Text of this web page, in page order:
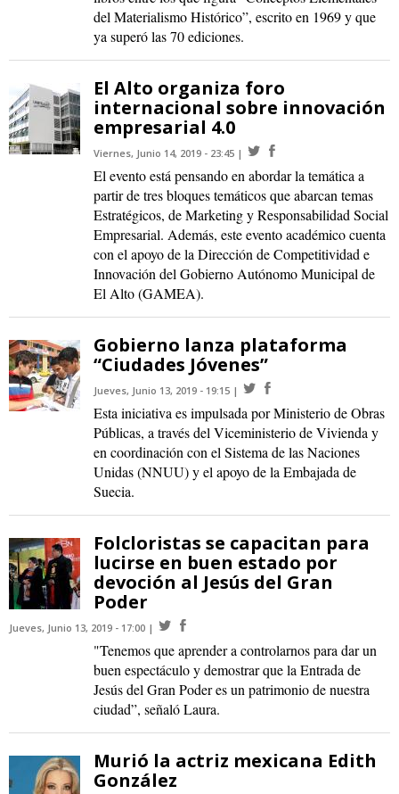
del Materialismo Histórico”, escrito en 1969 y que
ya superó las 70 ediciones.
El Alto organiza foro
internacional sobre innovación
empresarial 4.0
Viernes, Junio 14, 2019 - 23:45
El evento está pensando en abordar la temática a
partir de tres bloques temáticos que abarcan temas
Estratégicos, de Marketing y Responsabilidad Social
Empresarial. Además, este evento académico cuenta
con el apoyo de la Dirección de Competitividad e
Innovación del Gobierno Autónomo Municipal de
El Alto (GAMEA).
Gobierno lanza plataforma
“Ciudades Jóvenes”
Jueves, Junio 13, 2019 - 19:15
Esta iniciativa es impulsada por Ministerio de Obras
Públicas, a través del Viceministerio de Vivienda y
en coordinación con el Sistema de las Naciones
Unidas (NNUU) y el apoyo de la Embajada de
Suecia.
Folcloristas se capacitan para
lucirse en buen estado por
devoción al Jesús del Gran
Poder
Jueves, Junio 13, 2019 - 17:00
"Tenemos que aprender a controlarnos para dar un
buen espectáculo y demostrar que la Entrada de
Jesús del Gran Poder es un patrimonio de nuestra
ciudad”, señaló Laura.
Murió la actriz mexicana Edith
González